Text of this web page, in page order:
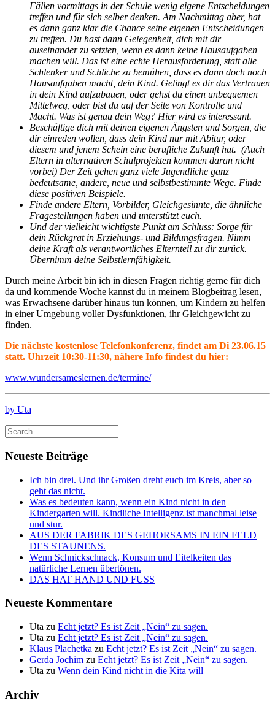
Fällen vormittags in der Schule wenig eigene Entscheidungen
treffen und für sich selber denken. Am Nachmittag aber, hat
es dann ganz klar die Chance seine eigenen Entscheidungen
zu treffen. Du hast dann Gelegenheit, dich mit dir
auseinander zu setzten, wenn es dann keine Hausaufgaben
machen will. Das ist eine echte Herausforderung, statt alle
Schlenker und Schliche zu bemühen, dass es dann doch noch
Hausaufgaben macht, dein Kind. Gelingt es dir das Vertrauen
in dein Kind aufzubauen, oder gehst du einen unbequemen
Mittelweg, oder bist du auf der Seite von Kontrolle und
Macht. Was ist genau dein Weg? Hier wird es interessant.
Beschäftige dich mit deinen eigenen Ängsten und Sorgen, die
dir einreden wollen, dass dein Kind nur mit Abitur, oder
diesem und jenem Schein eine berufliche Zukunft hat. (Auch
Eltern in alternativen Schulprojekten kommen daran nicht
vorbei) Der Zeit gehen ganz viele Jugendliche ganz
bedeutsame, andere, neue und selbstbestimmte Wege. Finde
diese positiven Beispiele.
Finde andere Eltern, Vorbilder, Gleichgesinnte, die ähnliche
Fragestellungen haben und unterstützt euch.
Und der vielleicht wichtigste Punkt am Schluss: Sorge für
dein Rückgrat in Erziehungs- und Bildungsfragen. Nimm
deine Kraft als verantwortliches Elternteil zu dir zurück.
Übernimm deine Selbstlernfähigkeit.
Durch meine Arbeit bin ich in diesen Fragen richtig gerne für dich
da und kommende Woche kannst du in meinem Blogbeitrag lesen,
was Erwachsene darüber hinaus tun können, um Kindern zu helfen
in einer Umgebung voller Dysfunktionen, ihr Gleichgewicht zu
finden.
Die nächste kostenlose Telefonkonferenz, findet am Di 23.06.15
statt. Uhrzeit 10:30-11:30, nähere Info findest du hier:
www.wundersameslernen.de/termine/
by Uta
Neueste Beiträge
Ich bin drei. Und ihr Großen dreht euch im Kreis, aber so
geht das nicht.
Was es bedeuten kann, wenn ein Kind nicht in den
Kindergarten will. Kindliche Intelligenz ist manchmal leise
und stur.
AUS DER FABRIK DES GEHORSAMS IN EIN FELD
DES STAUNENS.
Wenn Schnickschnack, Konsum und Eitelkeiten das
natürliche Lernen übertönen.
DAS HAT HAND UND FUSS
Neueste Kommentare
Uta zu Echt jetzt? Es ist Zeit „Nein“ zu sagen.
Uta zu Echt jetzt? Es ist Zeit „Nein“ zu sagen.
Klaus Plachetka zu Echt jetzt? Es ist Zeit „Nein“ zu sagen.
Gerda Jochim zu Echt jetzt? Es ist Zeit „Nein“ zu sagen.
Uta zu Wenn dein Kind nicht in die Kita will
Archiv